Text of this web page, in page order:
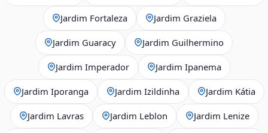
Jardim Fortaleza Jardim Graziela
Jardim Guaracy Jardim Guilhermino
Jardim Imperador Jardim Ipanema
Jardim Iporanga Jardim Izildinha Jardim Kátia
Jardim Lavras Jardim Leblon Jardim Lenize